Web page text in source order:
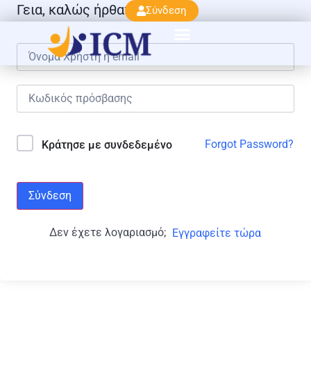
Σύνδεση
Γεια, καλώς ήρθατε πάλι!
Κράτησε με συνδεδεμένο Forgot Password?
Σύνδεση
Δεν έχετε λογαριασμό; Εγγραφείτε τώρα